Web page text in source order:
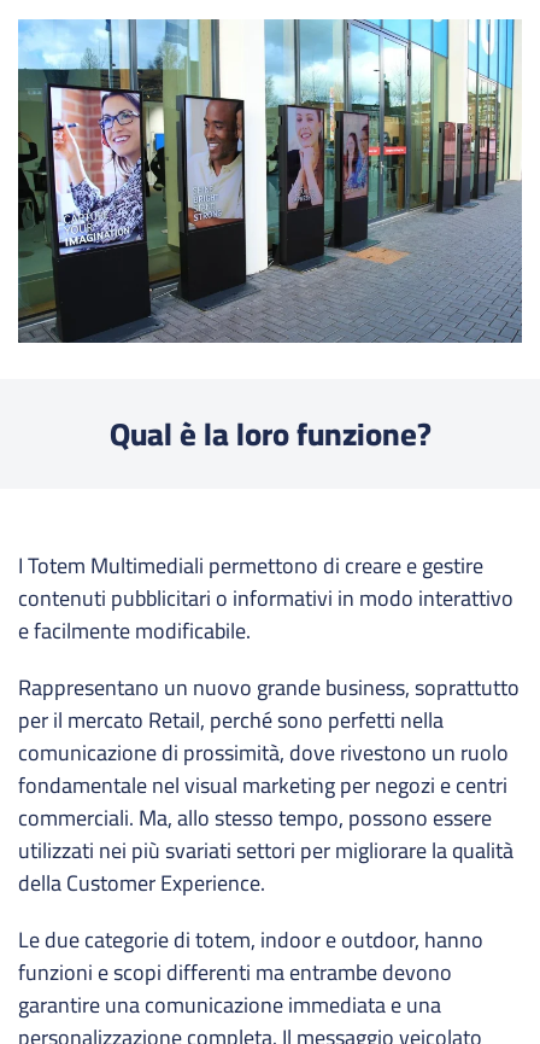
Qual è la loro funzione?
I Totem Multimediali permettono di crearee gestire
contenuti pubblicitari o informativi in modo interattivo
e facilmente modificabile.
Rappresentano un nuovo grande business, soprattutto
per il mercato Retail, perché sono perfetti nella
comunicazione di prossimità, dove rivestono un ruolo
fondamentale nel visual marketing per negozi e centri
commerciali. Ma, allo stesso tempo, possono essere
utilizzati nei più svariati settori per migliorare la qualità
della Customer Experience.
Le due categorie di totem, indoor e outdoor, hanno
funzioni e scopi differenti ma entrambe devono
garantire una comunicazione immediata e una